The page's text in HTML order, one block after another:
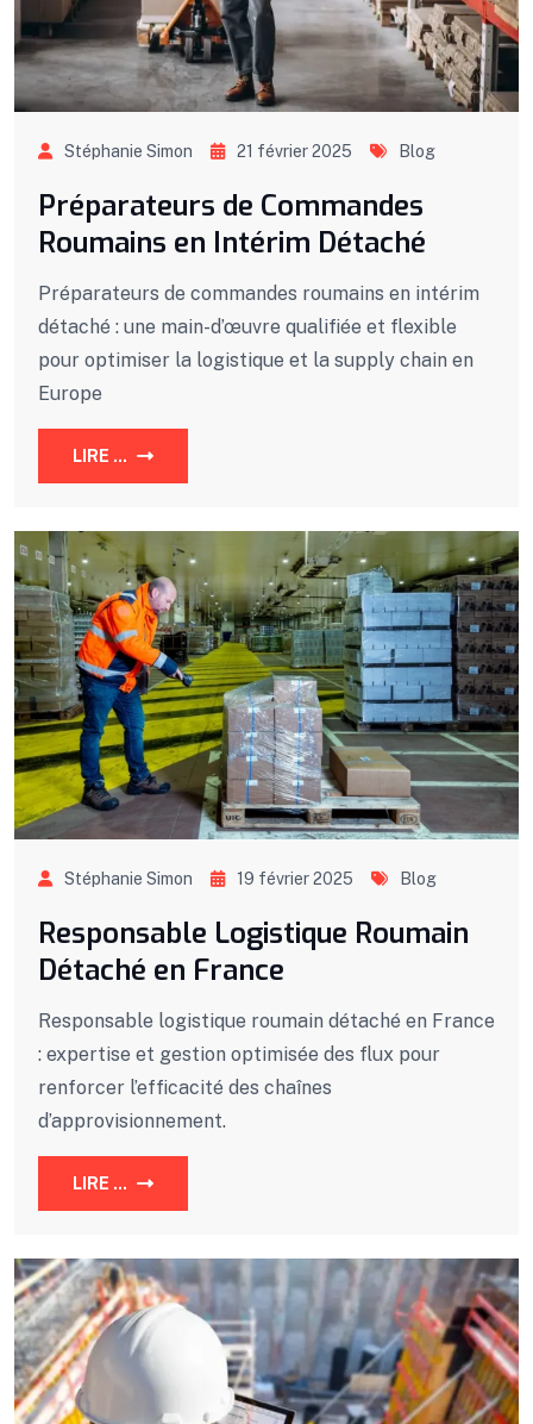
Stéphanie Simon 21 février 2025 Blog
Préparateurs de Commandes
Roumains en Intérim Détaché
Préparateurs de commandes roumains en intérim
détaché : une main-d’œuvre qualifiée et flexible
pour optimiser la logistique et la supply chain en
Europe
LIRE ...
Stéphanie Simon 19 février 2025 Blog
Responsable Logistique Roumain
Détaché en France
Responsable logistique roumain détaché en France
: expertise et gestion optimisée des flux pour
renforcer l’efficacité des chaînes
d’approvisionnement.
LIRE ...